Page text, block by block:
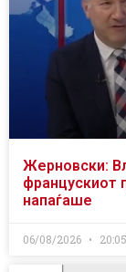
Жерновски:
францускиот
напаѓаше
06/08/2026 20:05